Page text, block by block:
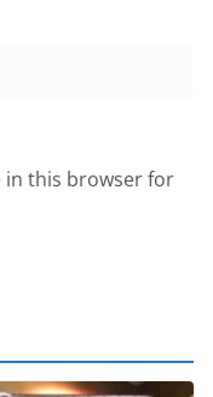
in this browser for